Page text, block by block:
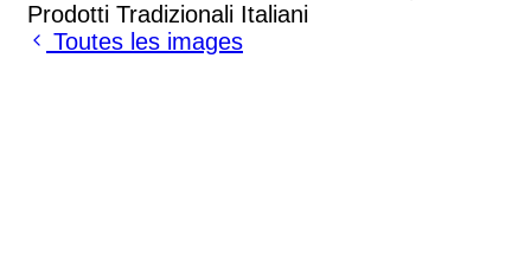
Toutes les images